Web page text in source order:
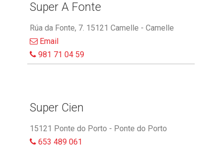
Super A Fonte
Rúa da Fonte, 7. 15121 Camelle - Camelle
Email
981 71 04 59
Super Cien
15121 Ponte do Porto - Ponte do Porto
653 489 061